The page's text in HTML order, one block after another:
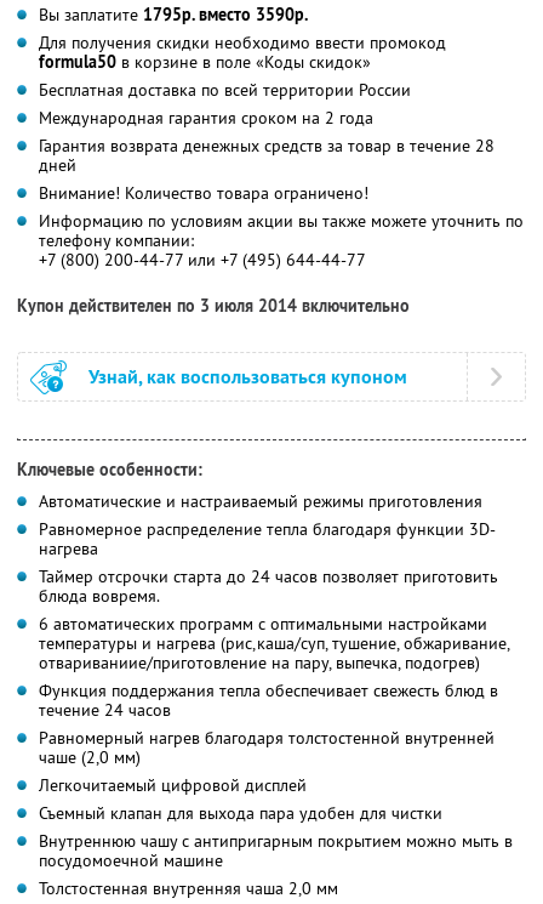
Вы заплатите 1795р. вместо 3590р.
Для получения скидки необходимо ввести промокод
formula50 в корзине в поле «Коды скидок»
Бесплатная доставка по всей территории России
Международная гарантия сроком на 2 года
Гарантия возврата денежных средств за товар в течение 28
дней
Внимание! Количество товара ограничено!
Информацию по условиям акции вы также можете уточнить по
телефону компании:
+7 (800) 200-44-77 или +7 (495) 644-44-77
Купон действителен по 3 июля 2014 включительно
Узнай, как воспользоваться купоном
Ключевые особенности:
Автоматические и настраиваемый режимы приготовления
Равномерное распределение тепла благодаря функции 3D-
нагрева
Таймер отсрочки старта до 24 часов позволяет приготовить
блюда вовремя.
6 автоматических программ с оптимальными настройками
температуры и нагрева (рис,каша/суп, тушение, обжаривание,
отвариваниие/приготовление на пару, выпечка, подогрев)
Функция поддержания тепла обеспечивает свежесть блюд в
течение 24 часов
Равномерный нагрев благодаря толстостенной внутренней
чаше (2,0 мм)
Легкочитаемый цифровой дисплей
Съемный клапан для выхода пара удобен для чистки
Внутреннюю чашу с антипригарным покрытием можно мыть в
посудомоечной машине
Толстостенная внутренняя чаша 2,0 мм